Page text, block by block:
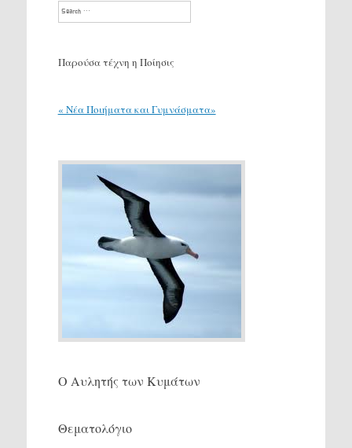
Search
Παρούσα τέχνη η Ποίησις
« Νέα Ποιήματα και Γυμνάσματα»
Ο Αυλητής των Κυμάτων
Θεματολόγιο